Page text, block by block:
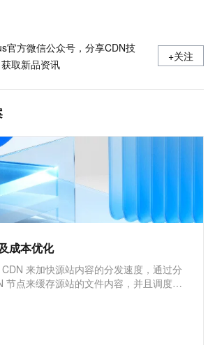
并配置缓存过期时间
官方微信公众号，分享CDN技
取新品资讯
+关注
成本优化
来加快源站内容的分发速度，通过分
节点来缓存源站的文件内容，并且调度用
，提高网站性能。核心优势包括改善用户
访问性，在降低源站服务器负载的同时，